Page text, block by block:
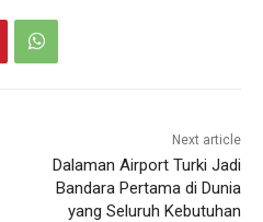
Next article
Dalaman Airport Turki Jadi
Bandara Pertama di Dunia
yang Seluruh Kebutuhan